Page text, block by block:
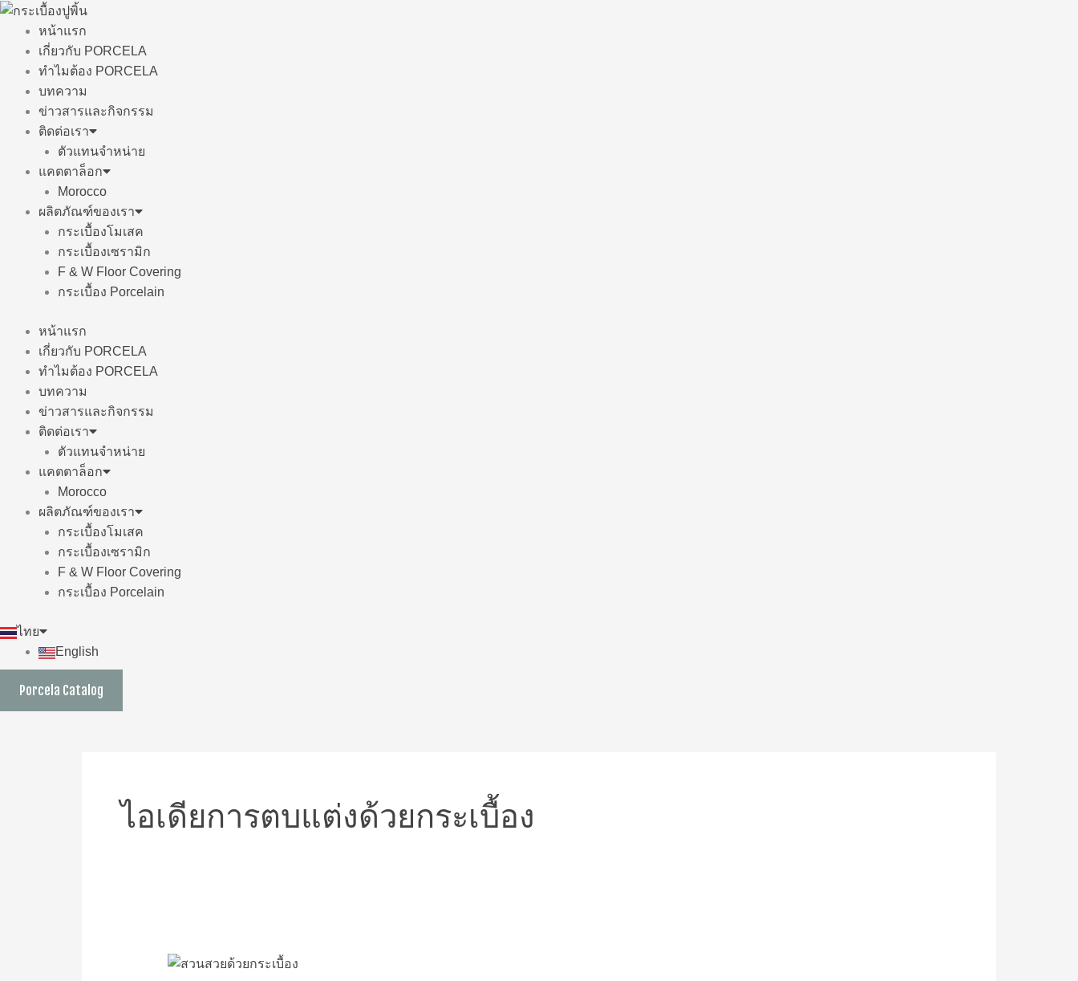
Skip
content
หน้าแรก
เกี่ยวกับ PORCELA
ทำไมต้อง PORCELA
บทความ
ข่าวสารและกิจกรรม
ติดต่อเรา
ตัวแทนจำหน่าย
แคตตาล็อก
Morocco
ผลิตภัณฑ์ของเรา
กระเบื้องโมเสค
กระเบื้องเซรามิก
F & W Floor Covering
กระเบื้อง Porcelain
หน้าแรก
เกี่ยวกับ PORCELA
ทำไมต้อง PORCELA
บทความ
ข่าวสารและกิจกรรม
ติดต่อเรา
ตัวแทนจำหน่าย
แคตตาล็อก
Morocco
ผลิตภัณฑ์ของเรา
กระเบื้องโมเสค
กระเบื้องเซรามิก
F & W Floor Covering
กระเบื้อง Porcelain
ไทย
English
Porcela Catalog
ไอเดียการตบแต่งด้วยกระเบื้อง
สวน